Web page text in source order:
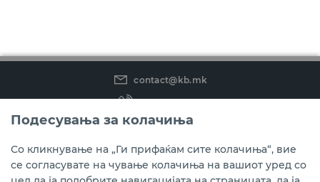
contact@kb.mk
(02) 3 296 800
Instagram
LinkedIn
Youtube
Подесувања за колачиња
Со кликнување на „Ги прифаќам сите колачиња“, вие
се согласувате на чување колачиња на вашиот уред со